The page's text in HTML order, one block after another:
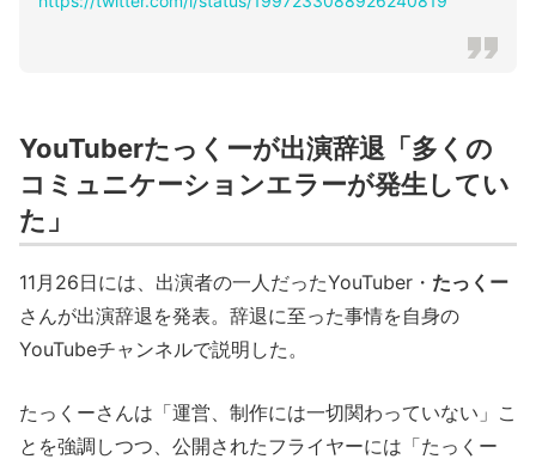
YouTuberたっくーが出演辞退「多くの
コミュニケーションエラーが発生してい
た」
11月26日には、出演者の一人だったYouTuber・ たっくー
さんが出演辞退を発表。辞退に至った事情を自身の
YouTubeチャンネルで説明した。
たっくーさんは「運営、制作には一切関わっていない」こ
とを強調しつつ、公開されたフライヤーには「たっくー